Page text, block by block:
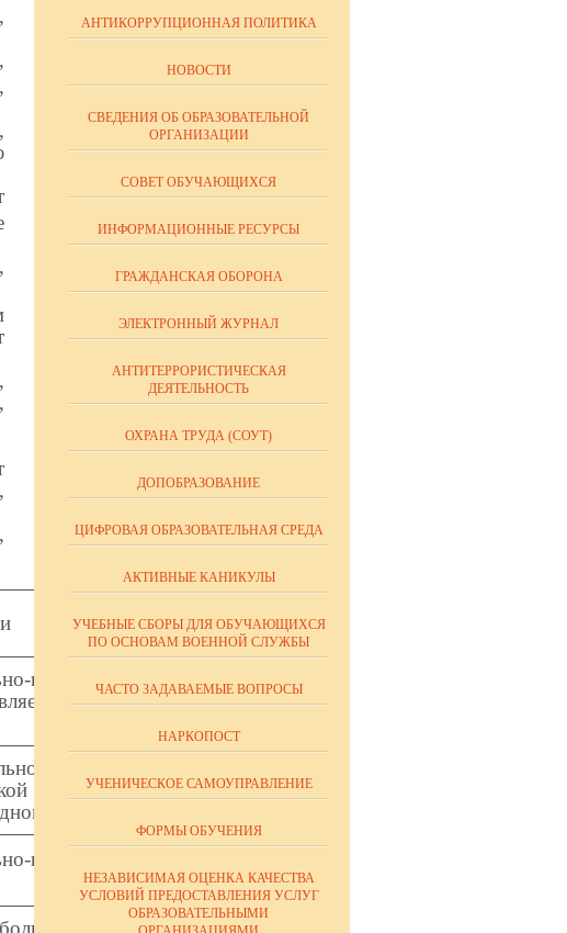
организма к
деятельности
нервной системы.
обмена
аминокислот,
АНТИКОРРУПЦИОННАЯ ПОЛИТИКА
НОВОСТИ
СВЕДЕНИЯ ОБ ОБРАЗОВАТЕЛЬНОЙ
ОРГАНИЗАЦИИ
СОВЕТ ОБУЧАЮЩИХСЯ
ИНФОРМАЦИОННЫЕ РЕСУРСЫ
ГРАЖДАНСКАЯ ОБОРОНА
ЭЛЕКТРОННЫЙ ЖУРНАЛ
АНТИТЕРРОРИСТИЧЕСКАЯ
ДЕЯТЕЛЬНОСТЬ
ОХРАНА ТРУДА (СОУТ)
ДОПОБРАЗОВАНИЕ
ЦИФРОВАЯ ОБРАЗОВАТЕЛЬНАЯ СРЕДА
АКТИВНЫЕ КАНИКУЛЫ
УЧЕБНЫЕ СБОРЫ ДЛЯ ОБУЧАЮЩИХСЯ
ПО ОСНОВАМ ВОЕННОЙ СЛУЖБЫ
ЧАСТО ЗАДАВАЕМЫЕ ВОПРОСЫ
НАРКОПОСТ
УЧЕНИЧЕСКОЕ САМОУПРАВЛЕНИЕ
ФОРМЫ ОБУЧЕНИЯ
НЕЗАВИСИМАЯ ОЦЕНКА КАЧЕСТВА
УСЛОВИЙ ПРЕДОСТАВЛЕНИЯ УСЛУГ
ОБРАЗОВАТЕЛЬНЫМИ